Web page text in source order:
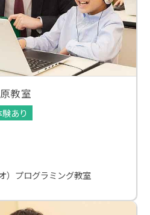
教室
あり
）プログラミング教室